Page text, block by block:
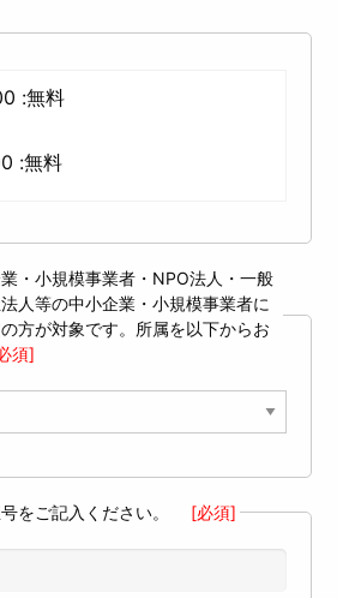
:無料
:無料
・小規模事業者・NPO法人・一般
人等の中小企業・小規模事業者に
方が対象です。所属を以下からお
須]
をご記入ください。 [必須]